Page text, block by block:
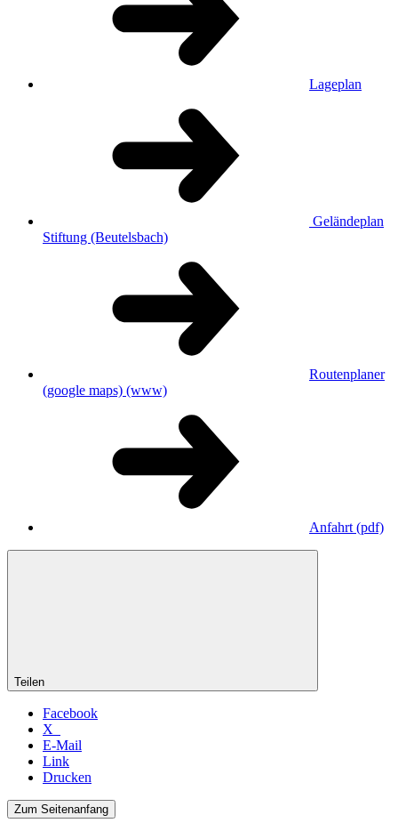
Lageplan
Geländeplan
Stiftung (Beutelsbach)
Routenplaner
(google maps) (www)
Anfahrt (pdf)
Teilen
Facebook
X
E-Mail
Link
Drucken
Zum Seitenanfang